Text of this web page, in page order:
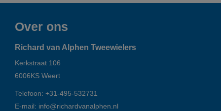
Over ons
Richard van Alphen Tweewielers
Kerkstraat 106
6006KS Weert
Telefoon: +31-495-532731
E-mail: info@richardvanalphen.nl